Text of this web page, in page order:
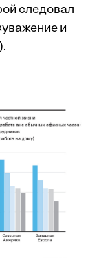
следовал
и